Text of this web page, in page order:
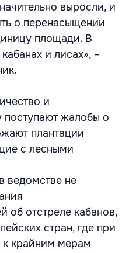
выросли, и
о перенасыщении
площади. В
и лисах», –
и
поступают жалобы о
плантации
с лесными
ведомстве не
об отстреле кабанов,
стран, где при
к крайним мерам